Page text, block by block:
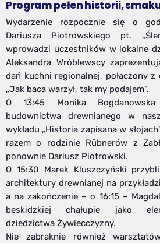
Program pełen historii,
Wydarzenie rozpocznie się o
Dariusza Piotrowskiego pt.
wprowadzi uczestników w lokalne
Aleksandra Wróblewscy
dań kuchni regionalnej, połączony z
„Jak baca warzył, tak my podajem”.
O 13:45 Monika
budownictwa drewnianego w
wykładu „Historia zapisana w
razem o rodzinie Rübnerów z
ponownie Dariusz Piotrowski.
O 15:30 Marek Kluszczyński
architektury drewnianej na
a na zakończenie – o 16:15 –
beskidzkiej chałupie jako
dziedzictwa Żywiecczyzny.
Nie zabraknie również